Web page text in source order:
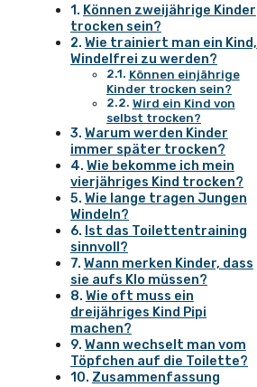
Können zweijährige Kinder
trocken sein?
Wie trainiert man ein Kind,
Windelfrei zu werden?
Können einjährige
Kinder trocken sein?
Wird ein Kind von
selbst trocken?
Warum werden Kinder
immer später trocken?
Wie bekomme ich mein
vierjähriges Kind trocken?
Wie lange tragen Jungen
Windeln?
Ist das Toilettentraining
sinnvoll?
Wann merken Kinder, dass
sie aufs Klo müssen?
Wie oft muss ein
dreijähriges Kind Pipi
machen?
Wann wechselt man vom
Töpfchen auf die Toilette?
Zusammenfassung